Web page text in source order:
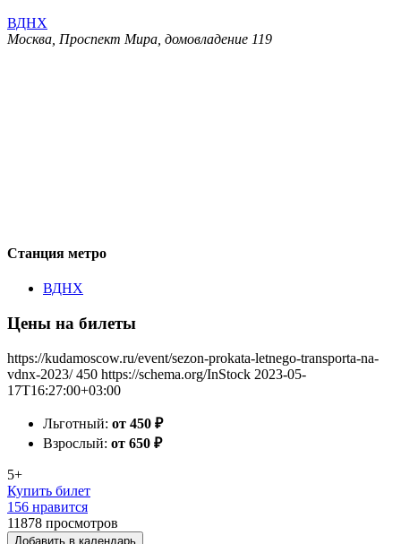
ВДНХ
Москва, Проспект Мира, домовладение 119
Станция метро
ВДНХ
Цены на билеты
https://kudamoscow.ru/event/sezon-prokata-letnego-transporta-na-
vdnx-2023/ 450 https://schema.org/InStock 2023-05-
17T16:27:00+03:00
Льготный: от 450 ₽
Взрослый: от 650 ₽
5+
Купить билет
156 нравится
11878 просмотров
Добавить в календарь